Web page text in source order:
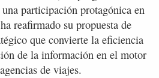
participación protagónica en
reafirmado su propuesta de
que convierte la eficiencia
de la información en el motor
de viajes.